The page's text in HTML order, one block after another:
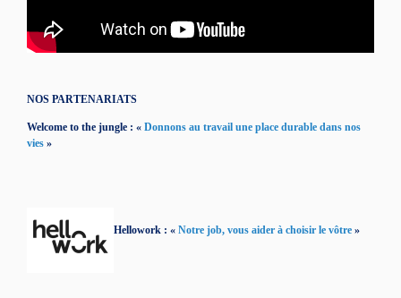
NOS PARTENARIATS
Welcome to the jungle : « Donnons au travail une place durable dans nos
vies »
Hellowork : « Notre job, vous aider à choisir le vôtre »